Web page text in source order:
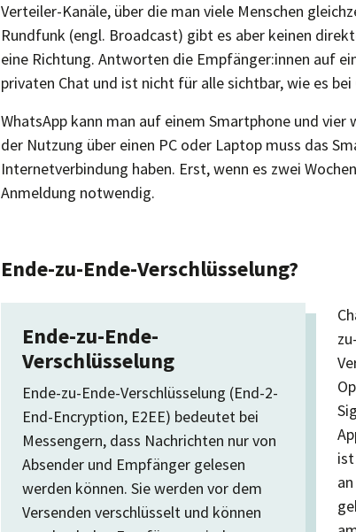
Verteiler-Kanäle, über die man viele Menschen
Rundfunk (engl. Broadcast) gibt es aber keinen
eine Richtung. Antworten die Empfänger:innen auf
privaten Chat und ist nicht für alle sichtbar, wie es
WhatsApp kann man auf einem Smartphone und
der Nutzung über einen PC oder Laptop muss das
Internetverbindung haben. Erst, wenn es zwei
Anmeldung notwendig.
Ende-zu-Ende-Verschlüsselung?
Ende-zu-Ende-
Verschlüsselung
Ende-zu-Ende-Verschlüsselung (End-2-
End-Encryption, E2EE) bedeutet bei
Messengern, dass Nachrichten nur von
Absender und Empfänger gelesen
werden können. Sie werden vor dem
Versenden verschlüsselt und können